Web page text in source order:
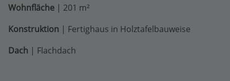
Wohnfläche | 201 m²
Konstruktion | Fertighaus in Holztafelbauweise
Dach | Flachdach